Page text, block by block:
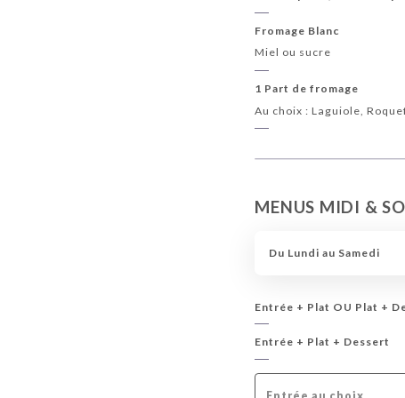
Fromage Blanc
Miel ou sucre
1 Part de fromage
Au choix : Laguiole,
MENUS MIDI &
Du Lundi au Samedi
Entrée + Plat OU Plat +
Entrée + Plat + Dessert